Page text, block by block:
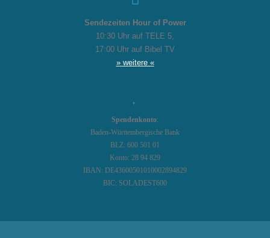
Sendezeiten Hour of Power
10:30 Uhr auf TELE 5,
17:00 Uhr auf Bibel TV
» weitere «
Spendenkonto:
Baden-Württembergische Bank
BLZ: 600 501 01
Konto: 28 94 829
IBAN: DE43600501010002894829
BIC: SOLADEST600